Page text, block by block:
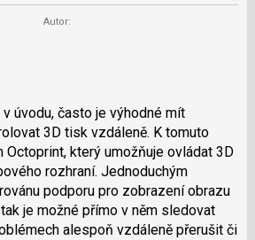
Autor:
úvodu, často je výhodné mít
3D tisk vzdáleně. K tomuto
Octoprint, který umožňuje ovládat 3D
rozhraní. Jednoduchým
podporu pro zobrazení obrazu
je možné přímo v něm sledovat
alespoň vzdáleně přerušit či